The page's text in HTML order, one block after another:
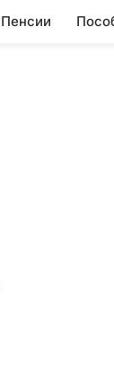
Пенсии